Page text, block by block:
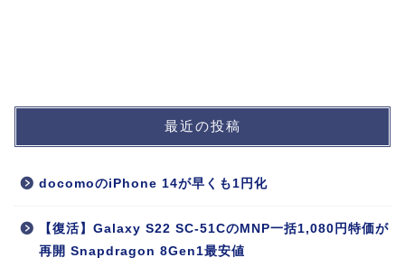
最近の投稿
docomoのiPhone 14が早くも1円化
【復活】Galaxy S22 SC-51CのMNP一括1,080円特価が
再開 Snapdragon 8Gen1最安値